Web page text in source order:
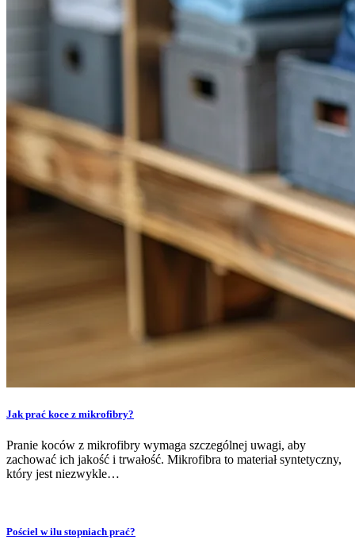
Jak prać koce z mikrofibry?
Pranie koców z mikrofibry wymaga szczególnej uwagi, aby
zachować ich jakość i trwałość. Mikrofibra to materiał syntetyczny,
który jest niezwykle…
Pościel w ilu stopniach prać?